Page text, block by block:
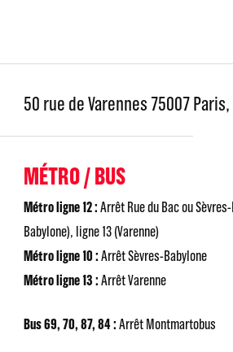
50 rue de Varennes 75007
MÉTRO / BUS
Métro ligne 12 :Arrêt Rue du Bac ou
Babylone), ligne 13 (Varenne)
Métro ligne 10 :Arrêt Sèvres-Babylone
Métro ligne 13 :Arrêt Varenne
Bus 69, 70, 87, 84 :Arrêt Montmartobus